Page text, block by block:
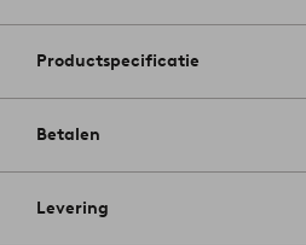
Productspecificatie
Betalen
Levering